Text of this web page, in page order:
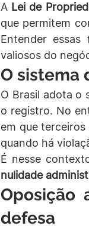
A Lei de
que permitem
Entender
valiosos do
O sistema
O Brasil adota o
o registro. No
em que
quando há
É nesse
nulidade
Oposição
defesa